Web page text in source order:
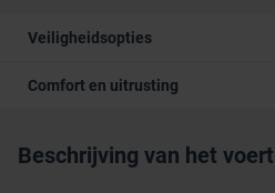
Veiligheidsopties
Comfort en uitrusting
Beschrijving van het